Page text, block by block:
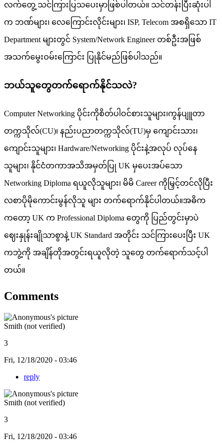
လက်တွေ့ သင်ကြားပြသပေးမှာဖြစ်ပါတယ်။ သင်တန်းပြီးဆုံးပါ
က ဘဏ်များ၊ လေကြောင်းလိုင်းများ၊ ISP, Telecom အစရှိသော IT
Department များတွင် System/Network Engineer တစ်ဦးအဖြစ်
အသက်မွေးဝမ်းကြောင်း ပြုနိုင်မည်ဖြစ်ပါသည်။
ဘယ်သူတွေတက်ရောက်နိုင်သလဲ?
Computer Networking ပိုင်းကိုစိတ်ပါဝင်စားသူများ၊ကွန်ပျူတာ
တက္ကသိုလ်(CU)၊ နည်းပညာတက္ကသိုလ်(TU)မှ ကျောင်းသား၊
ကျောင်းသူများ၊ Hardware/Networking ပိုင်းနဲ့အလုပ် လုပ်နေ
သူများ၊ နိုင်ငံတကာအသိအမှတ်ပြု UK မှပေးအပ်သော
Networking Diploma ရယူလိုသူများ၊ မိမိ Career ကိုမြှင့်တင်လိုပြီး
လစာပိုမိုကောင်းမွန်လိုသူ များ တက်ရောက်နိုင်ပါတယ်။အဓိက
ကတော့ UK က Professional Diploma တွေကို ပြည်တွင်းမှာပဲ
ဈေးနှုန်းချိုသာစွာနဲ့ UK Standard အတိုင်း သင်ကြားပေးပြီး UK
ကဘွဲ့ကို အချိန်တိုအတွင်းရယူလိုတဲ့ သူတွေ တက်ရောက်သင့်ပါ
တယ်။
Comments
Smith (not verified)
3
Fri, 12/18/2020 - 03:46
reply
Smith (not verified)
3
Fri, 12/18/2020 - 03:46